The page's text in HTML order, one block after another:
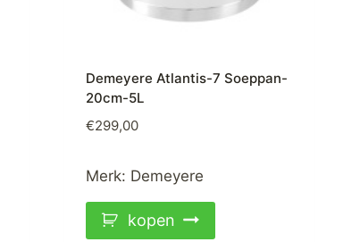
Demeyere Atlantis-7 Soeppan-
20cm-5L
€299,00
Merk: Demeyere
kopen